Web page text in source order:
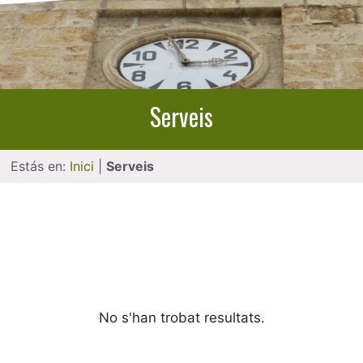
Serveis
Estás en: Inici |Serveis
No s'han trobat resultats.